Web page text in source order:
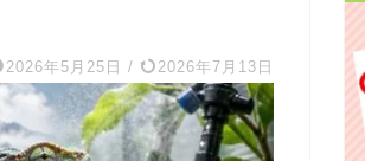
2026年5月25日 / 2026年7月13日